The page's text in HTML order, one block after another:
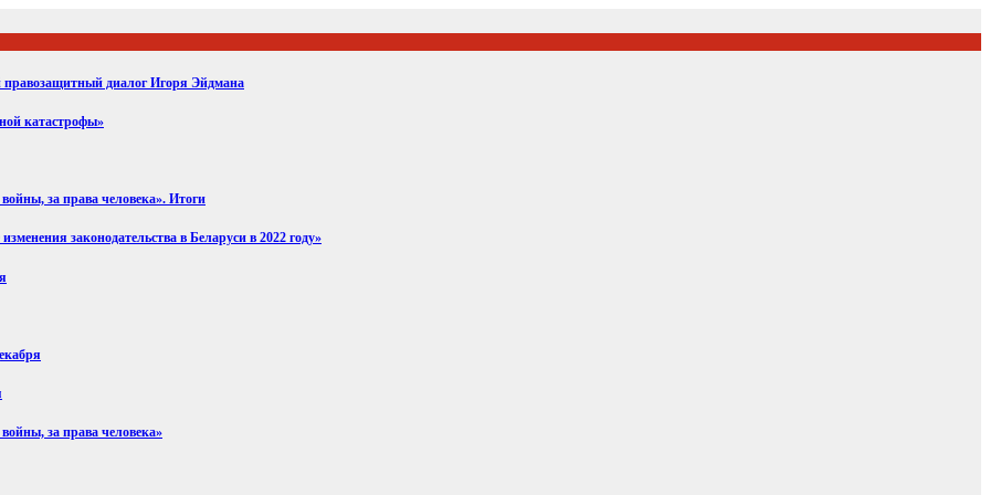
правозащитный диалог Игоря Эйдмана
катастрофы»
за права человека». Итоги
законодательства в Беларуси в 2022 году»
за права человека»